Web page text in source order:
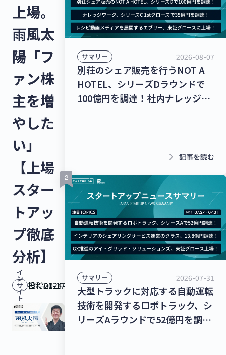
上場。
雨風太
陽「フ
ァン株
主を増
やした
い」
【上場
スター
トアッ
プ徹底
分析】
イ
ン
サ
イ
ト
投稿日：2024-01-17
サマリー 2026-08-07
別荘のシェア販売を行うNOT A
HOTEL、シリーズDラウンドで
100億円を調達！社内ナレッジの
keyboard_arrow_right 記事を読む
サマリー 2026-07-31
大型トラックに対応する自動運転
技術を開発するロボトラック、シ
リーズAラウンドで52億円を調